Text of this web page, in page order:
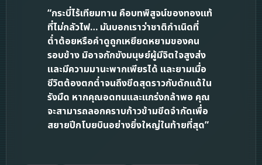
“กระบี่ไร้เทียมทาน คือบทพิสูจน์ของทองแท้
ที่ไม่กลัวไฟ… มันบอกเราว่าชาติกำเนิดที่
ต่ำต้อยหรือคำดูถูกเหยียดหยามของคน
รอบข้าง มิอาจกักขังมนุษย์ผู้มีจิตใจสูงส่ง
และมีความมานะพากเพียรได้ และยามเมื่อ
ชีวิตต้องตกต่ำจนถึงขีดสุดราวกับดักแด้ใน
รังมืด หากคุณอดทนและแกร่งกล้าพอ คุณ
จะสามารถลอกคราบก้าวข้ามขีดจำกัดเพื่อ
สยายปีกโบยบินอย่างยิ่งใหญ่ในท้ายที่สุด”